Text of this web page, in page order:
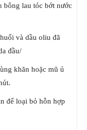
bông lau tóc bớt nước
và dầu oliu đã
đầu/
khăn hoặc mũ ủ
để loại bỏ hỗn hợp